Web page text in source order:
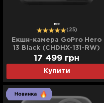
(25)
Екшн-камера GoPro Hero
13 Black (CHDHX-131-RW)
(Standard)
Купити
17 499 грн